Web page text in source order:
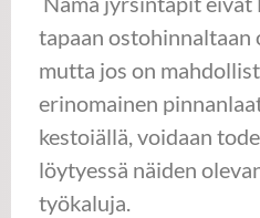
tapaan ostohinnaltaan
mutta jos on
erinomainen
kestoiällä, voidaan
löytyessä näiden
työkaluja.